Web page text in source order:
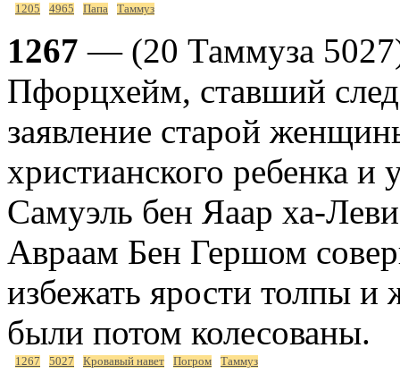
1205 4965 Папа Таммуз
1267 — (20 Таммуза
Пфорцхейм, ставший
заявление старой
христианского ребенка
Самуэль бен Яаар ха-
Авраам Бен Гершом
избежать ярости толпы
были потом колесованы.
1267 5027 Кровавый навет Погром Таммуз